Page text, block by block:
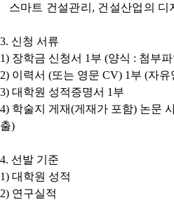
스마트 건설관리 , 건설산업의 디
3. 신청 서류
1) 장학금 신청서 1 부 (양식 : 첨부
2) 이력서 (또는 영문 CV) 1 부 (자유
3) 대학원 성적증명서 1 부
4) 학술지 게재(게재가 포함) 논문
출)
4. 선발 기준
1) 대학원 성적
2) 연구실적